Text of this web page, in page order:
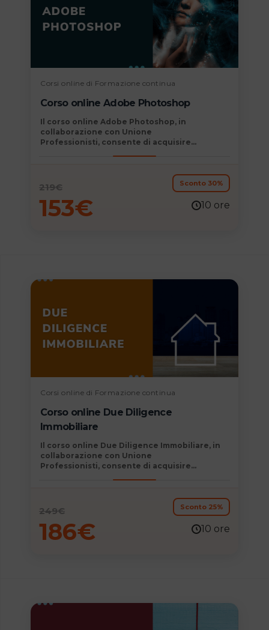
Corsi online di Formazione continua
Corso online Adobe Photoshop
Il corso online Adobe Photoshop, in
collaborazione con Unione
Professionisti, consente di acquisire
consolidare e aggiornare la propria
formazione professionale.
219€
153€
Sconto 30%
10 ore
Corsi online di Formazione continua
Corso online Due Diligence
Immobiliare
Il corso online Due Diligence Immobiliare, in
collaborazione con Unione
Professionisti, consente di acquisire
consolidare e aggiornare la propria
formazione professionale.
249€
186€
Sconto 25%
10 ore